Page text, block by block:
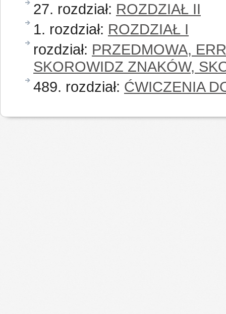
27. rozdział: ROZDZIAŁ II
1. rozdział: ROZDZIAŁ I
rozdział: PRZEDMOWA,
SKOROWIDZ ZNAKÓW,
489. rozdział: ĆWICZENIA